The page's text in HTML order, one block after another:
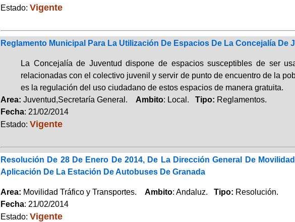
Estado: Vigente
Reglamento Municipal Para La Utilización De Espacios De La Concejalía De
La Concejalía de Juventud dispone de espacios susceptibles de ser
relacionadas con el colectivo juvenil y servir de punto de encuentro de la
es la regulación del uso ciudadano de estos espacios de manera gratuita.
Area: Juventud,Secretaría General. Ambito: Local. Tipo: Reglamentos.
Fecha: 21/02/2014
Estado: Vigente
Resolución De 28 De Enero De 2014, De La Dirección General De
Aplicación De La Estación De Autobuses De Granada
Area: Movilidad Tráfico y Transportes. Ambito: Andaluz. Tipo: Resolución.
Fecha: 21/02/2014
Estado: Vigente